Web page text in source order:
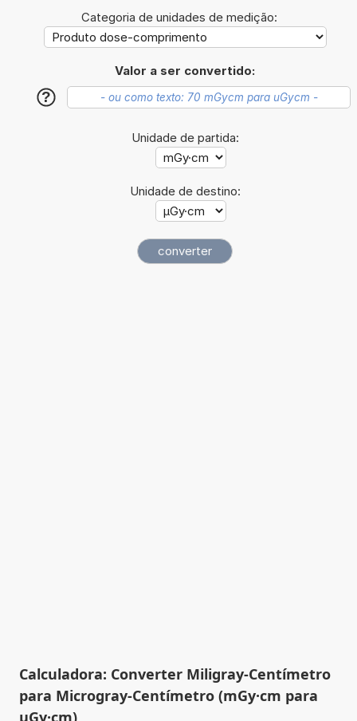
Categoria de unidades de medição:
Valor a ser convertido:
?
Unidade de partida:
Unidade de destino:
Calculadora: Converter Miligray-Centímetro
para Microgray-Centímetro (mGy·cm para
µGy·cm)